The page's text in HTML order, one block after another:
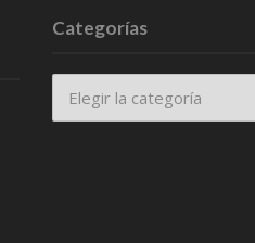
Categorías